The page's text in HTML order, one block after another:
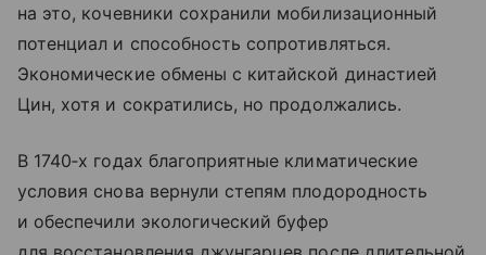
на это, кочевники сохранили мобилизационный
потенциал и способность сопротивляться.
Экономические обмены с китайской династией
Цин, хотя и сократились, но продолжались.
В 1740‑х годах благоприятные климатические
условия снова вернули степям плодородность
и обеспечили экологический буфер